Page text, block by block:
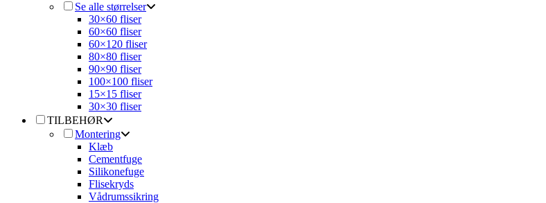
Se alle størrelser
30×60 fliser
60×60 fliser
60×120 fliser
80×80 fliser
90×90 fliser
100×100 fliser
15×15 fliser
30×30 fliser
TILBEHØR
Montering
Klæb
Cementfuge
Silikonefuge
Flisekryds
Vådrumssikring